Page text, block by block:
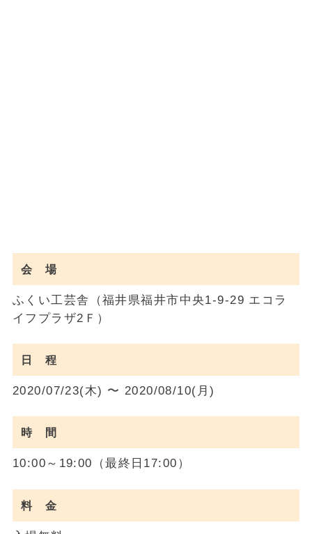
会 場
ふくい工芸舎（福井県福井市中央1-9-29 エコラ
イフプラザ2Ｆ）
日 程
2020/07/23(木) 〜 2020/08/10(月)
時 間
10:00～19:00（最終日17:00）
料 金